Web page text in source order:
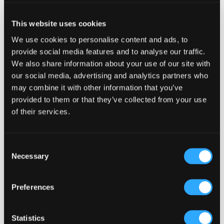
This website uses cookies
We use cookies to personalise content and ads, to
provide social media features and to analyse our traffic.
We also share information about your use of our site with
our social media, advertising and analytics partners who
may combine it with other information that you’ve
provided to them or that they’ve collected from your use
of their services.
Selection
Necessary
Preferences
Statistics
lezer een aansprekend onderwerp tussen. Maak
de teksten op je cover kort en krachtig.
Tip 4: Speel met de typografie
Gebruik bijvoorbeeld verschillende
lettergroottes, minimaal twee en maximaal vier.
Combineer hoofdletters met kleine letters om
afwisseling te creëren en voeg hier of daar een
leesbaar zijn tegen de achtergrond van de foto.
Zorg ook hier voor voldoende contrast tussen de
of cinema's en laat je inspireren